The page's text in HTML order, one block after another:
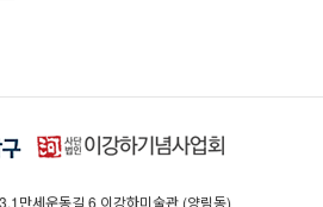
만세운동길 6 이강하미술관 (양림동)